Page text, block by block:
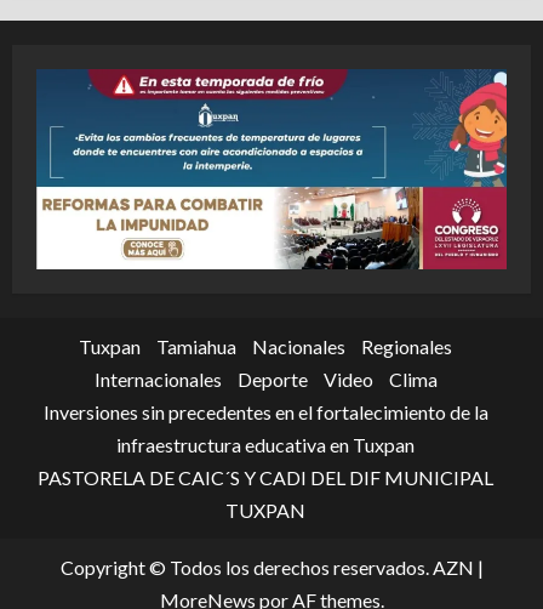
Tuxpan Tamiahua Nacionales
Regionales
Internacionales
Deporte Video
Clima
Inversiones sin precedentes en el fortalecimiento de la
infraestructura educativa en Tuxpan
PASTORELA DE CAIC´S Y CADI DEL DIF MUNICIPAL
TUXPAN
Copyright © Todos los derechos reservados. AZN |
MoreNews por AF themes.